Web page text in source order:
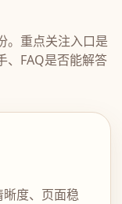
。重点关注入口是
、FAQ是否能解答
度、页面稳